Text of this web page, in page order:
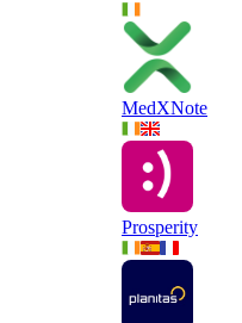
MedXNote
Prosperity